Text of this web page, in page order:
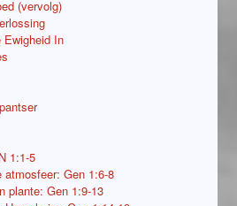
(vervolg)
Ewigheid In
1:1-5
atmosfeer: Gen 1:6-8
plante: Gen 1:9-13